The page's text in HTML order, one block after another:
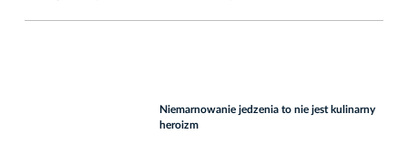
Niemarnowanie jedzenia to nie jest kulinarny
heroizm